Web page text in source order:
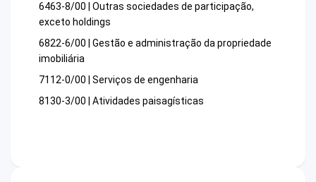
6463-8/00 | Outras sociedades de participação,
exceto holdings
6822-6/00 | Gestão e administração da propriedade
imobiliária
7112-0/00 | Serviços de engenharia
8130-3/00 | Atividades paisagísticas